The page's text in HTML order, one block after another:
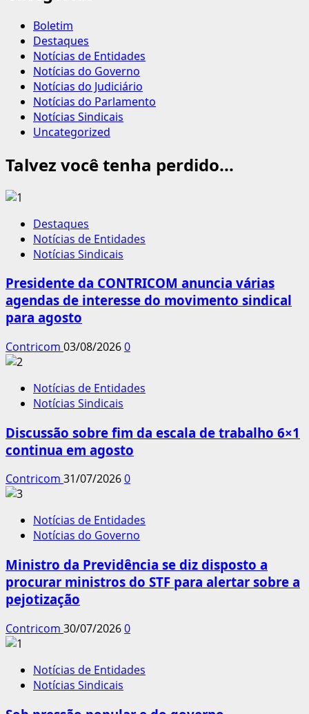
Boletim
Destaques
Notícias de Entidades
Notícias do Governo
Notícias do Judiciário
Notícias do Parlamento
Notícias Sindicais
Uncategorized
Talvez você tenha perdido...
Destaques
Notícias de Entidades
Notícias Sindicais
Presidente da CONTRICOM anuncia várias
agendas de interesse do movimento sindical
para agosto
Contricom 03/08/20260
Notícias de Entidades
Notícias Sindicais
Discussão sobre fim da escala de trabalho 6×1
continua em agosto
Contricom 31/07/20260
Notícias de Entidades
Notícias do Governo
Ministro da Previdência se diz disposto a
procurar ministros do STF para alertar sobre a
pejotização
Contricom 30/07/20260
Notícias de Entidades
Notícias Sindicais